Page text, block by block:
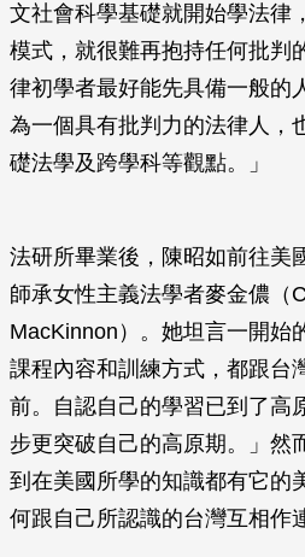
文社會科學基礎就開始學法律
模式，就很難再抱持任何批判
律初學者最好能先具備一般的
為一個具有批判力的法律人，
礎法學及跨學科等觀點。」
法研所畢業後，陳昭如前往美
師承女性主義法學者麥金儂（
MacKinnon）。她坦言一開始
課程內容和訓練方式，都跟台
前。自認自己的學習已到了高
步更突破自己的高原期。」然
到在美國所學的知識都有它的
何跟自己所認識的台灣互相作